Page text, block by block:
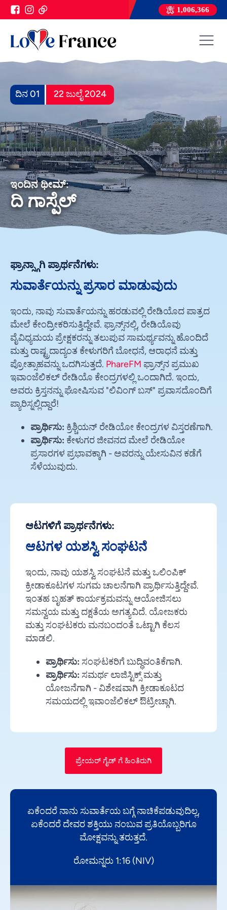
1,006,366
ದಿನ 01 22 ಜುಲೈ 2024
ಇಂದಿನ ಥೀಮ್:
ದಿ ಗಾಸ್ಪೆಲ್
ಫ್ರಾನ್ಸ್ಗಾಗಿ ಪ್ರಾರ್ಥನೆಗಳು:
ಸುವಾರ್ತೆಯನ್ನು ಪ್ರಸಾರ ಮಾಡುವುದು
ಇಂದು, ನಾವು ಸುವಾರ್ತೆಯನ್ನು ಹರಡುವಲ್ಲಿ ರೇಡಿಯೊದ ಪಾತ್ರದ
ಮೇಲೆ ಕೇಂದ್ರೀಕರಿಸುತ್ತಿದ್ದೇವೆ. ಫ್ರಾನ್ಸ್‌ನಲ್ಲಿ, ರೇಡಿಯೊವು
ವೈವಿಧ್ಯಮಯ ಪ್ರೇಕ್ಷಕರನ್ನು ತಲುಪುವ ಸಾಮರ್ಥ್ಯವನ್ನು ಹೊಂದಿದೆ
ಮತ್ತು ರಾಷ್ಟ್ರದಾದ್ಯಂತ ಕೇಳುಗರಿಗೆ ಬೋಧನೆ, ಆರಾಧನೆ ಮತ್ತು
ಪ್ರೋತ್ಸಾಹವನ್ನು ಒದಗಿಸುತ್ತದೆ. PhareFM ಫ್ರಾನ್ಸ್‌ನ ಪ್ರಮುಖ
ಇವಾಂಜೆಲಿಕಲ್ ರೇಡಿಯೊ ಕೇಂದ್ರಗಳಲ್ಲಿ ಒಂದಾಗಿದೆ. ಇಂದು,
ಅವರು ಕ್ರಿಸ್ತನನ್ನು ಘೋಷಿಸುವ "ಲಿವಿಂಗ್ ಬಸ್" ಪ್ರವಾಸದೊಂದಿಗೆ
ಪ್ಯಾರಿಸ್ನಲ್ಲಿದ್ದಾರೆ!
ಪ್ರಾರ್ಥಿಸು: ಕ್ರಿಶ್ಚಿಯನ್ ರೇಡಿಯೋ ಕೇಂದ್ರಗಳ ವಿಸ್ತರಣೆಗಾಗಿ.
ಪ್ರಾರ್ಥಿಸು: ಕೇಳುಗರ ಜೀವನದ ಮೇಲೆ ರೇಡಿಯೋ
ಪ್ರಸಾರಗಳ ಪ್ರಭಾವಕ್ಕಾಗಿ - ಅವರನ್ನು ಯೇಸುವಿನ ಕಡೆಗೆ
ಸೆಳೆಯುವುದು.
ಆಟಗಳಿಗೆ ಪ್ರಾರ್ಥನೆಗಳು:
ಆಟಗಳ ಯಶಸ್ವಿ ಸಂಘಟನೆ
ಇಂದು, ನಾವು ಯಶಸ್ವಿ ಸಂಘಟನೆ ಮತ್ತು ಒಲಿಂಪಿಕ್
ಕ್ರೀಡಾಕೂಟಗಳ ಸುಗಮ ಚಾಲನೆಗಾಗಿ ಪ್ರಾರ್ಥಿಸುತ್ತಿದ್ದೇವೆ.
ಇಂತಹ ಬೃಹತ್ ಕಾರ್ಯಕ್ರಮವನ್ನು ಆಯೋಜಿಸಲು
ಸಮನ್ವಯ ಮತ್ತು ದಕ್ಷತೆಯ ಅಗತ್ಯವಿದೆ. ಯೋಜಕರು
ಮತ್ತು ಸಂಘಟಕರು ಮನಬಂದಂತೆ ಒಟ್ಟಾಗಿ ಕೆಲಸ
ಮಾಡಲಿ.
ಪ್ರಾರ್ಥಿಸು: ಸಂಘಟಕರಿಗೆ ಬುದ್ಧಿವಂತಿಕೆಗಾಗಿ.
ಪ್ರಾರ್ಥಿಸು: ಸಮರ್ಥ ಲಾಜಿಸ್ಟಿಕ್ಸ್ ಮತ್ತು
ಯೋಜನೆಗಾಗಿ - ವಿಶೇಷವಾಗಿ ಕ್ರೀಡಾಕೂಟದ
ಸಮಯದಲ್ಲಿ ಇವಾಂಜೆಲಿಕಲ್ ಔಟ್ರೀಚ್ಗಾಗಿ.
ಪ್ರೇಯರ್ ಗೈಡ್ ಗೆ ಹಿಂತಿರುಗಿ
ಏಕೆಂದರೆ ನಾನು ಸುವಾರ್ತೆಯ ಬಗ್ಗೆ ನಾಚಿಕೆಪಡುವುದಿಲ್ಲ,
ಏಕೆಂದರೆ ದೇವರ ಶಕ್ತಿಯು ನಂಬುವ ಪ್ರತಿಯೊಬ್ಬರಿಗೂ
ಮೋಕ್ಷವನ್ನು ತರುತ್ತದೆ.
ರೋಮನ್ನರು 1:16 (NIV)